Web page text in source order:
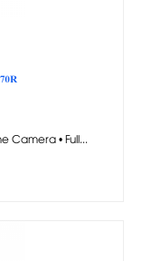
Camera • Full...